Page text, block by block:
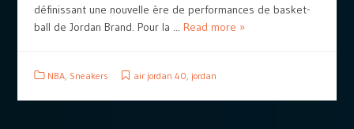
définissant une nouvelle ère de performances de basket-
ball de Jordan Brand. Pour la ... Read more »
NBA, Sneakers air jordan 40, jordan